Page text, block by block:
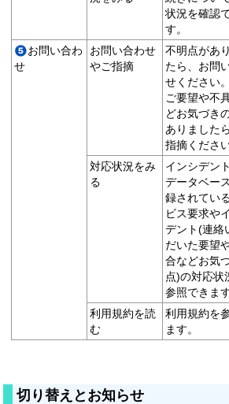
状況を確認
す。
お問い合わ
せ
お問い合わせ
やご指摘
不明点があ
たら、お問
せください
ご要望や不
どお気づき
ありました
指摘ください
対応状況をみ
る
インシデン
データベー
録されてい
ビス要求や
デント(連絡
だいた要望
合などお気
点)の対応状
参照できます
利用規約を読
む
利用規約を
ます。
切り替えとお知らせ